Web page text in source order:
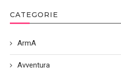
CATEGORIE
ArmA
Avventura